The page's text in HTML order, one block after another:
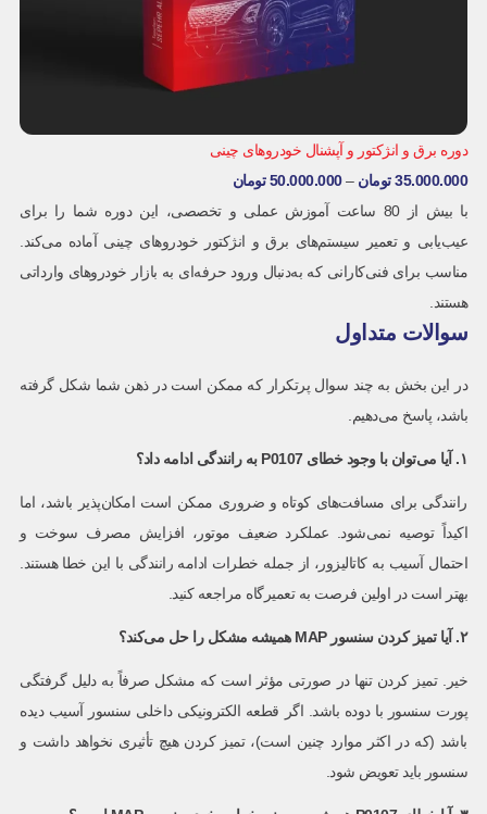
دوره برق و انژکتور و آپشنال خودروهای چینی
35.000.000 تومان –
50.000.000 تومان
با بیش از 80 ساعت آموزش عملی و تخصصی، این دوره شما را برای
عیب‌یابی و تعمیر سیستم‌های برق و انژکتور خودروهای چینی آماده می‌کند.
مناسب برای فنی‌کارانی که به‌دنبال ورود حرفه‌ای به بازار خودروهای وارداتی
هستند.
سوالات متداول
در این بخش به چند سوال پرتکرار که ممکن است در ذهن شما شکل گرفته
باشد، پاسخ می‌دهیم.
۱. آیا می‌توان با وجود خطای P0107 به رانندگی ادامه داد؟
رانندگی برای مسافت‌های کوتاه و ضروری ممکن است امکان‌پذیر باشد، اما
اکیداً توصیه نمی‌شود. عملکرد ضعیف موتور، افزایش مصرف سوخت و
احتمال آسیب به کاتالیزور، از جمله خطرات ادامه رانندگی با این خطا هستند.
بهتر است در اولین فرصت به تعمیرگاه مراجعه کنید.
۲. آیا تمیز کردن سنسور MAP همیشه مشکل را حل می‌کند؟
خیر. تمیز کردن تنها در صورتی مؤثر است که مشکل صرفاً به دلیل گرفتگی
پورت سنسور با دوده باشد. اگر قطعه الکترونیکی داخلی سنسور آسیب دیده
باشد (که در اکثر موارد چنین است)، تمیز کردن هیچ تأثیری نخواهد داشت و
سنسور باید تعویض شود.